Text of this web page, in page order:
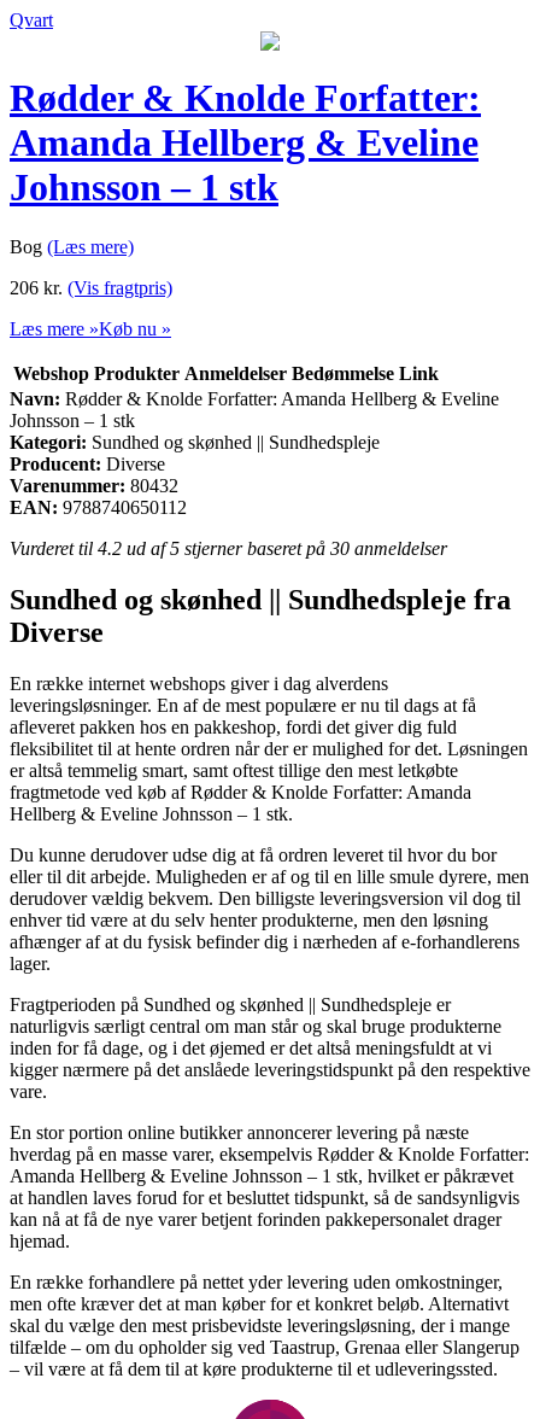
Qvart
Rødder & Knolde Forfatter:
Amanda Hellberg & Eveline
Johnsson – 1 stk
Bog (Læs mere)
206 kr. (Vis fragtpris)
Læs mere »Køb nu »
Webshop Produkter Anmeldelser Bedømmelse Link
Navn: Rødder & Knolde Forfatter: Amanda Hellberg & Eveline
Johnsson – 1 stk
Kategori: Sundhed og skønhed || Sundhedspleje
Producent: Diverse
Varenummer: 80432
EAN: 9788740650112
Vurderet til 4.2 ud af 5 stjerner baseret på 30 anmeldelser
Sundhed og skønhed || Sundhedspleje fra
Diverse
En række internet webshops giver i dag alverdens
leveringsløsninger. En af de mest populære er nu til dags at få
afleveret pakken hos en pakkeshop, fordi det giver dig fuld
fleksibilitet til at hente ordren når der er mulighed for det. Løsningen
er altså temmelig smart, samt oftest tillige den mest letkøbte
fragtmetode ved køb af Rødder & Knolde Forfatter: Amanda
Hellberg & Eveline Johnsson – 1 stk.
Du kunne derudover udse dig at få ordren leveret til hvor du bor
eller til dit arbejde. Muligheden er af og til en lille smule dyrere, men
derudover vældig bekvem. Den billigste leveringsversion vil dog til
enhver tid være at du selv henter produkterne, men den løsning
afhænger af at du fysisk befinder dig i nærheden af e-forhandlerens
lager.
Fragtperioden på Sundhed og skønhed || Sundhedspleje er
naturligvis særligt central om man står og skal bruge produkterne
inden for få dage, og i det øjemed er det altså meningsfuldt at vi
kigger nærmere på det anslåede leveringstidspunkt på den respektive
vare.
En stor portion online butikker annoncerer levering på næste
hverdag på en masse varer, eksempelvis Rødder & Knolde Forfatter:
Amanda Hellberg & Eveline Johnsson – 1 stk, hvilket er påkrævet
at handlen laves forud for et besluttet tidspunkt, så de sandsynligvis
kan nå at få de nye varer betjent forinden pakkepersonalet drager
hjemad.
En række forhandlere på nettet yder levering uden omkostninger,
men ofte kræver det at man køber for et konkret beløb. Alternativt
skal du vælge den mest prisbevidste leveringsløsning, der i mange
tilfælde – om du opholder sig ved Taastrup, Grenaa eller Slangerup
– vil være at få dem til at køre produkterne til et udleveringssted.